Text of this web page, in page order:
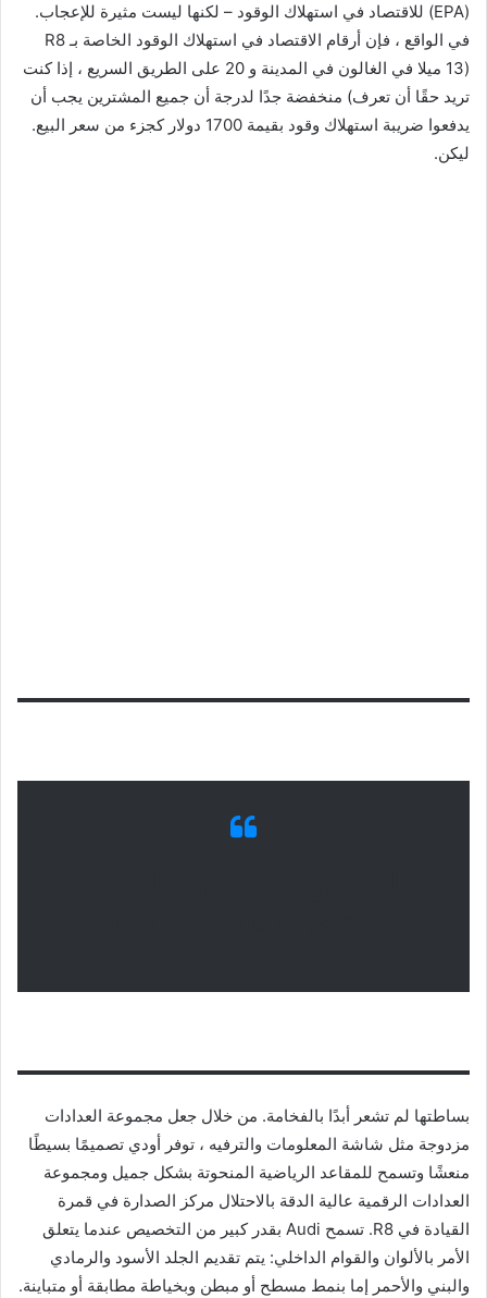
(EPA) للاقتصاد في استهلاك الوقود – لكنها ليست مثيرة للإعجاب.
في الواقع ، فإن أرقام الاقتصاد في استهلاك الوقود الخاصة بـ R8
(13 ميلا في الغالون في المدينة و 20 على الطريق السريع ، إذا كنت
تريد حقًا أن تعرف) منخفضة جدًا لدرجة أن جميع المشترين يجب أن
يدفعوا ضريبة استهلاك وقود بقيمة 1700 دولار كجزء من سعر البيع.
ليكن.
بساطتها لم تشعر أبدًا بالفخامة. من خلال جعل مجموعة العدادات
مزدوجة مثل شاشة المعلومات والترفيه ، توفر أودي تصميمًا بسيطًا
منعشًا وتسمح للمقاعد الرياضية المنحوتة بشكل جميل ومجموعة
العدادات الرقمية عالية الدقة بالاحتلال مركز الصدارة في قمرة
القيادة في R8. تسمح Audi بقدر كبير من التخصيص عندما يتعلق
الأمر بالألوان والقوام الداخلي: يتم تقديم الجلد الأسود والرمادي
والبني والأحمر إما بنمط مسطح أو مبطن وبخياطة مطابقة أو متباينة.